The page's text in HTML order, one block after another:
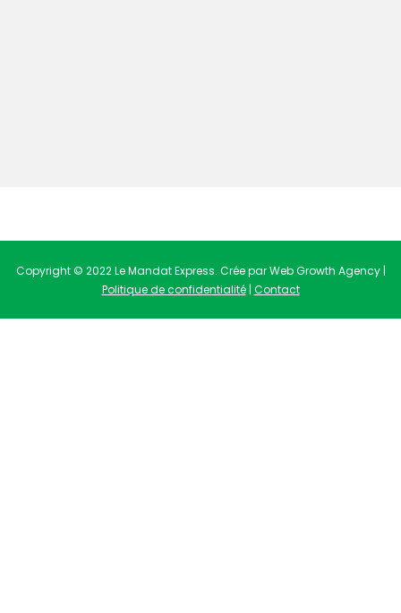
Copyright © 2022 Le Mandat Express. Crée par Web Growth Agency |
Politique de confidentialité| Contact